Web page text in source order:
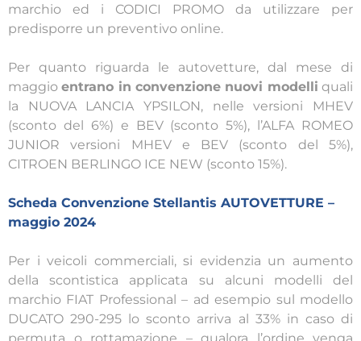
marchio ed i CODICI PROMO da utilizzare per
predisporre un preventivo online.
Per quanto riguarda le autovetture, dal mese di
maggioentrano in convenzione nuovi modelli quali
la NUOVA LANCIA YPSILON, nelle versioni MHEV
(sconto del 6%) e BEV (sconto 5%), l’ALFA ROMEO
JUNIOR versioni MHEV e BEV (sconto del 5%),
CITROEN BERLINGO ICE NEW (sconto 15%).
Scheda Convenzione Stellantis AUTOVETTURE –
maggio 2024
Per i veicoli commerciali, si evidenzia un aumento
della scontistica applicata su alcuni modelli del
marchio FIAT Professional – ad esempio sul modello
DUCATO 290-295 lo sconto arriva al 33% in caso di
permuta o rottamazione – qualora l’ordine venga